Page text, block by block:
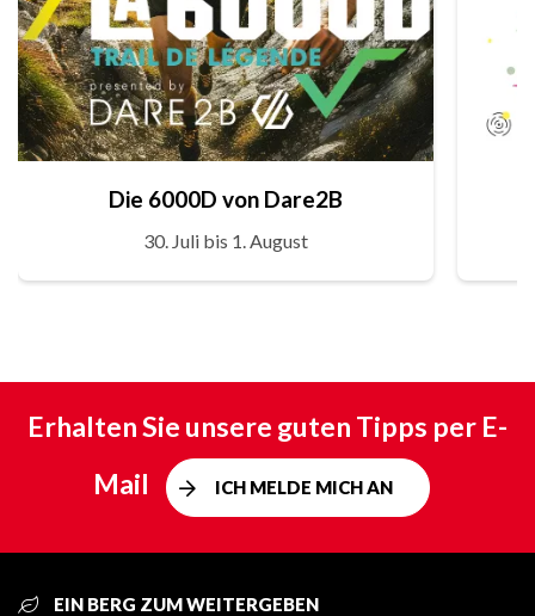
Die 6000D von Dare2B
30. Juli bis 1. August
Erhalten Sie unsere guten Tipps per E-
Mail
ICH MELDE MICH AN
EIN BERG ZUM WEITERGEBEN